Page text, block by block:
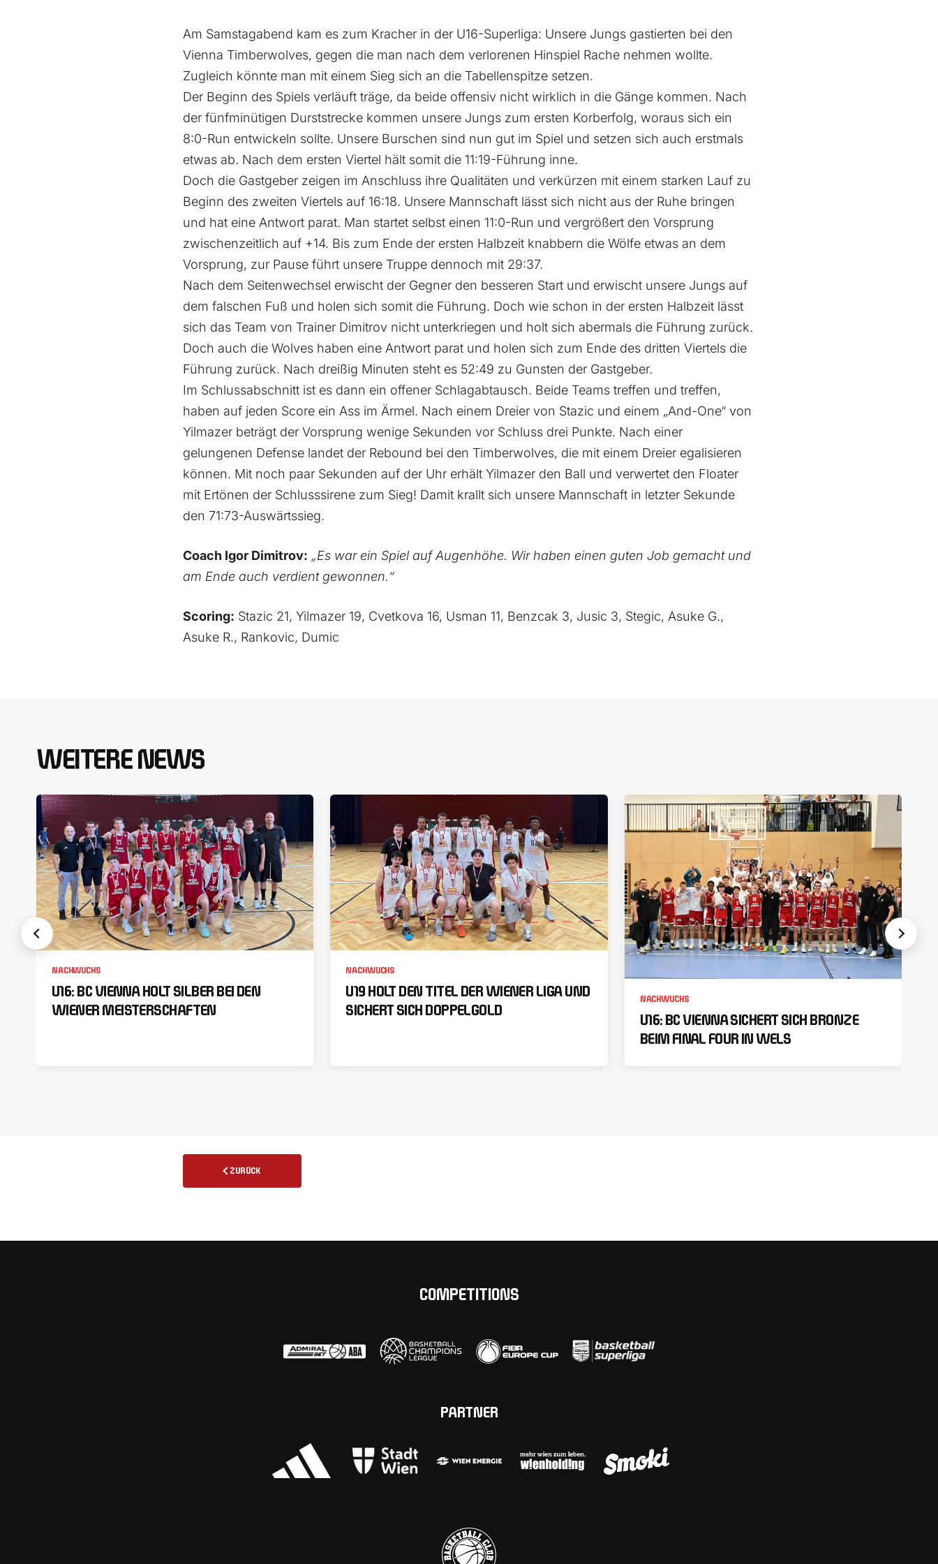
Am Samstagabend kam es zum Kracher in der U16-Superliga: Unsere Jungs gastierten bei den
Vienna Timberwolves, gegen die man nach dem verlorenen Hinspiel Rache nehmen wollte.
Zugleich könnte man mit einem Sieg sich an die Tabellenspitze setzen.
Der Beginn des Spiels verläuft träge, da beide offensiv nicht wirklich in die Gänge kommen. Nach
der fünfminütigen Durststrecke kommen unsere Jungs zum ersten Korberfolg, woraus sich ein
8:0-Run entwickeln sollte. Unsere Burschen sind nun gut im Spiel und setzen sich auch erstmals
etwas ab. Nach dem ersten Viertel hält somit die 11:19-Führung inne.
Doch die Gastgeber zeigen im Anschluss ihre Qualitäten und verkürzen mit einem starken Lauf zu
Beginn des zweiten Viertels auf 16:18. Unsere Mannschaft lässt sich nicht aus der Ruhe bringen
und hat eine Antwort parat. Man startet selbst einen 11:0-Run und vergrößert den Vorsprung
zwischenzeitlich auf +14. Bis zum Ende der ersten Halbzeit knabbern die Wölfe etwas an dem
Vorsprung, zur Pause führt unsere Truppe dennoch mit 29:37.
Nach dem Seitenwechsel erwischt der Gegner den besseren Start und erwischt unsere Jungs auf
dem falschen Fuß und holen sich somit die Führung. Doch wie schon in der ersten Halbzeit lässt
sich das Team von Trainer Dimitrov nicht unterkriegen und holt sich abermals die Führung zurück.
Doch auch die Wolves haben eine Antwort parat und holen sich zum Ende des dritten Viertels die
Führung zurück. Nach dreißig Minuten steht es 52:49 zu Gunsten der Gastgeber.
Im Schlussabschnitt ist es dann ein offener Schlagabtausch. Beide Teams treffen und treffen,
haben auf jeden Score ein Ass im Ärmel. Nach einem Dreier von Stazic und einem „And-One“ von
Yilmazer beträgt der Vorsprung wenige Sekunden vor Schluss drei Punkte. Nach einer
gelungenen Defense landet der Rebound bei den Timberwolves, die mit einem Dreier egalisieren
können. Mit noch paar Sekunden auf der Uhr erhält Yilmazer den Ball und verwertet den Floater
mit Ertönen der Schlusssirene zum Sieg! Damit krallt sich unsere Mannschaft in letzter Sekunde
den 71:73-Auswärtssieg.
Coach Igor Dimitrov: „Es war ein Spiel auf Augenhöhe. Wir haben einen guten Job gemacht und
am Ende auch verdient gewonnen.“
Scoring: Stazic 21, Yilmazer 19, Cvetkova 16, Usman 11, Benzcak 3, Jusic 3, Stegic, Asuke G.,
Asuke R., Rankovic, Dumic
WEITERE NEWS
NACHWUCHS
U16: BC VIENNA HOLT SILBER BEI DEN
WIENER MEISTERSCHAFTEN
NACHWUCHS
U19 HOLT DEN TITEL DER WIENER LIGA UND
SICHERT SICH DOPPELGOLD
NACHWUCHS
U16: BC VIENNA SICHERT SICH BRONZE
BEIM FINAL FOUR IN WELS
ZURÜCK
COMPETITIONS
PARTNER